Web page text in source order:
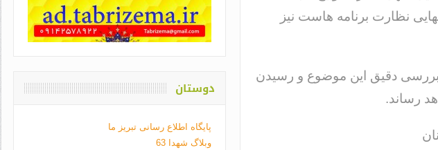
نظارت برنامه هاست نیز
دقیق این موضوع و رسیدن
رساند.
دوستان
پایگاه اطلاع رسانی تبریز ما
وبلاگ شهدا 63